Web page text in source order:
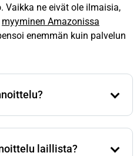
Vaikka ne eivät ole ilmaisia,
myyminen Amazonissa
enemmän kuin palvelun
markkinapaikan
laillista?